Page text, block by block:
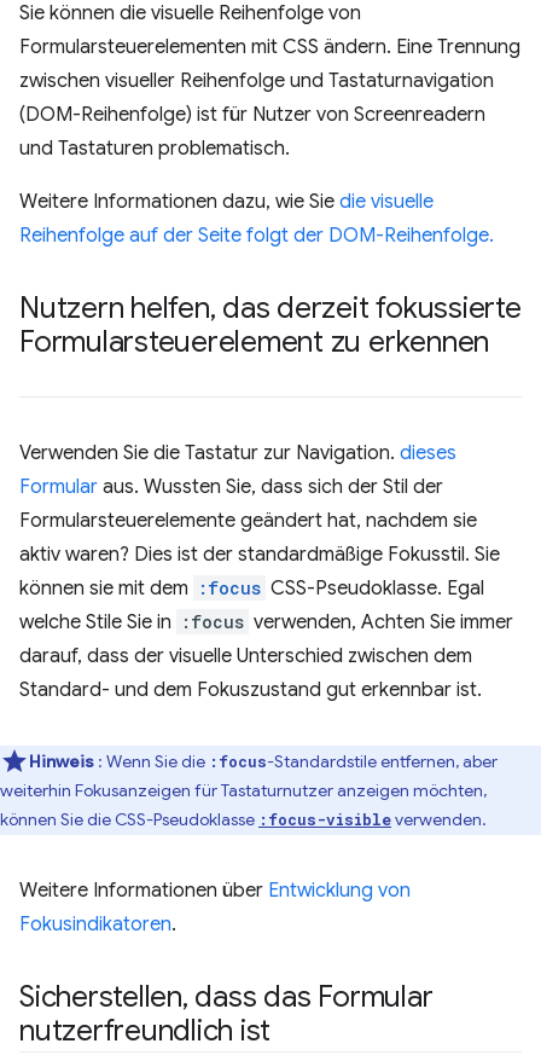
Sie können die visuelle Reihenfolge von
Formularsteuerelementen mit CSS ändern. Eine Trennung
zwischen visueller Reihenfolge und Tastaturnavigation
(DOM-Reihenfolge) ist für Nutzer von Screenreadern
und Tastaturen problematisch.
Weitere Informationen dazu, wie Sie die visuelle
Reihenfolge auf der Seite folgt der DOM-Reihenfolge.
Nutzern helfen, das derzeit fokussierte
Formularsteuerelement zu erkennen
Verwenden Sie die Tastatur zur Navigation. dieses
Formular aus. Wussten Sie, dass sich der Stil der
Formularsteuerelemente geändert hat, nachdem sie
aktiv waren? Dies ist der standardmäßige Fokusstil. Sie
können sie mit dem
:focus CSS-Pseudoklasse. Egal
welche Stile Sie in
:focus verwenden, Achten Sie immer
darauf, dass der visuelle Unterschied zwischen dem
Standard- und dem Fokuszustand gut erkennbar ist.
Hinweis : Wenn Sie die :focus-Standardstile entfernen, aber
weiterhin Fokusanzeigen für Tastaturnutzer anzeigen möchten,
können Sie die CSS-Pseudoklasse :focus-visibleverwenden.
Weitere Informationen über Entwicklung von
Fokusindikatoren.
Sicherstellen, dass das Formular
nutzerfreundlich ist